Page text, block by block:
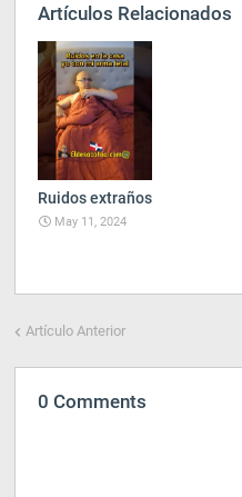
Artículos Relacionados
Ruidos extraños
May 11, 2024
Artículo Anterior
0 Comments